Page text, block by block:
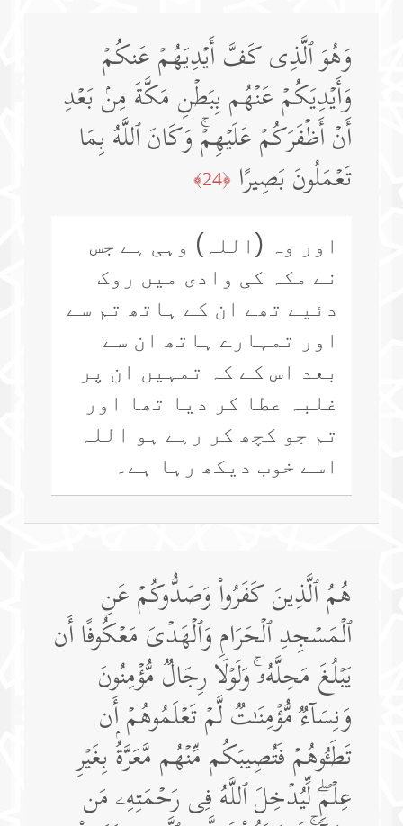
وَهُوَ ٱلَّذِی كَفَّ أَیۡدِیَهُمۡ عَنكُمۡ
وَأَیۡدِیَكُمۡ عَنۡهُم بِبَطۡنِ مَكَّةَ مِنۢ بَعۡدِ
أَنۡ أَظۡفَرَكُمۡ عَلَیۡهِمۡۚ وَكَانَ ٱللَّهُ بِمَا
تَعۡمَلُونَ بَصِیرًا ﴿24﴾
اور وہ (اللہ) وہی ہے جس
نے مکہ کی وادی میں روک
دئیے تھے ان کے ہاتھ تم سے
اور تمہارے ہاتھ ان سے
بعد اس کے کہ تمہیں ان پر
غلبہ عطا کر دیا تھا اور
تم جو کچھ کر رہے ہو اللہ
اسے خوب دیکھ رہا ہے۔
هُمُ ٱلَّذِینَ كَفَرُوا۟ وَصَدُّوكُمۡ عَنِ
ٱلۡمَسۡجِدِ ٱلۡحَرَامِ وَٱلۡهَدۡیَ مَعۡكُوفًا أَن
یَبۡلُغَ مَحِلَّهُۥۚ وَلَوۡلَا رِجَالࣱ مُّؤۡمِنُونَ
وَنِسَاۤءࣱ مُّؤۡمِنَـٰتࣱ لَّمۡ تَعۡلَمُوهُمۡ أَن
تَطَـُٔوهُمۡ فَتُصِیبَكُم مِّنۡهُم مَّعَرَّةُۢ بِغَیۡرِ
عِلۡمࣲۖ لِّیُدۡخِلَ ٱللَّهُ فِی رَحۡمَتِهِۦ مَن